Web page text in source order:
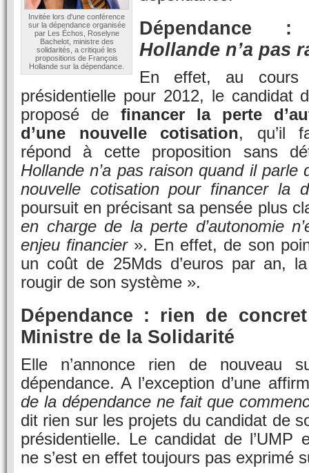
Invitée lors d'une conférence
sur la dépendance organisée
par Les Échos, Roselyne
Bachelot, ministre des
solidarités, a critiqué les
propositions de François
Hollande sur la dépendance.
Hollande n’a pas
En effet, au cours
présidentielle pour 2012, le candidat
proposé de financer la perte
d’une nouvelle cotisation, qu’il
répond à cette proposition sans
Hollande n’a pas raison quand il parle
nouvelle cotisation pour financer la
poursuit en précisant sa pensée plus
en charge de la perte d’autonomie
enjeu financier». En effet, de son
un coût de 25Mds d’euros par an,
rougir de son système ».
Dépendance : rien de
Ministre de la Solidarité
Elle n’annonce rien de nouveau
dépendance. A l’exception d’une
de la dépendance ne fait que
dit rien sur les projets du candidat de
présidentielle. Le candidat de l’UMP
ne s’est en effet toujours pas exprimé